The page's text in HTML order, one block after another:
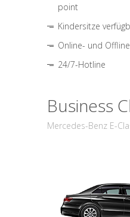
point
Kindersitze
Online- und
24/7-Hotline
Business
Mercedes-Benz E-